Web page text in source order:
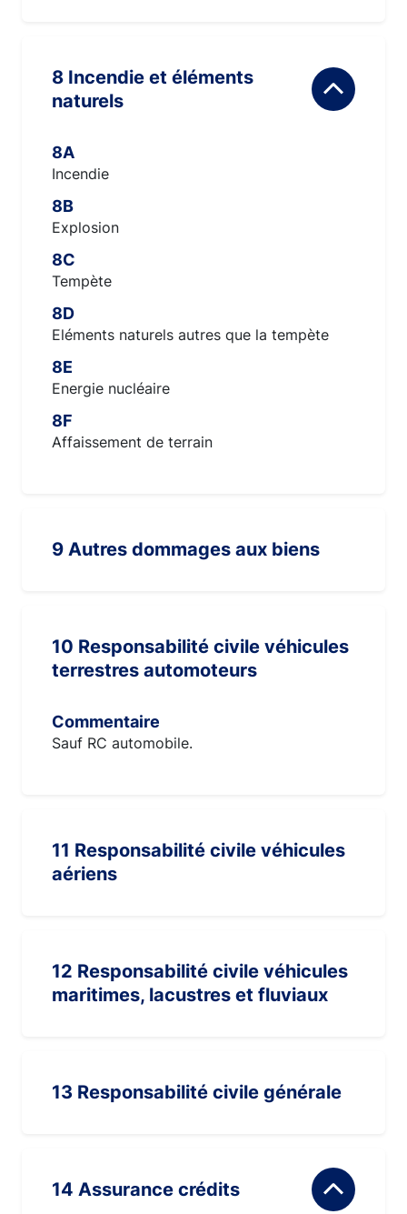
8 Incendie et éléments
naturels
8A
Incendie
8B
Explosion
8C
Tempète
8D
Eléments naturels autres que la tempète
8E
Energie nucléaire
8F
Affaissement de terrain
9 Autres dommages aux biens
10 Responsabilité civile véhicules
terrestres automoteurs
Commentaire
Sauf RC automobile.
11 Responsabilité civile véhicules
aériens
12 Responsabilité civile véhicules
maritimes, lacustres et fluviaux
13 Responsabilité civile générale
14 Assurance crédits